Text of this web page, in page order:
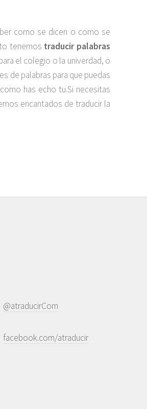
como se dicen o como se
tenemos traducir palabras
el colegio o la univerdad, o
de palabras para que puedas
has echo tu.Si necesitas
encantados de traducir la
@atraducirCom
facebook.com/atraducir